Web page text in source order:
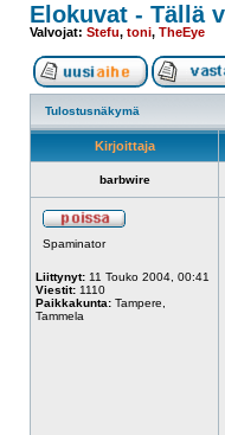
Elokuvat - Tällä
Valvojat: Stefu, toni, TheEye
Tulostusnäkymä
Kirjoittaja
barbwire
Spaminator
Liittynyt: 11 Touko 2004, 00:41
Viestit: 1110
Paikkakunta: Tampere,
Tammela